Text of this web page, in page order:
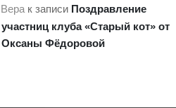
Верак записи Поздравление
участниц клуба «Старый кот» от
Оксаны Фёдоровой